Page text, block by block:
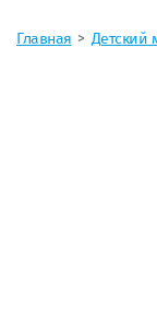
Главная Детский